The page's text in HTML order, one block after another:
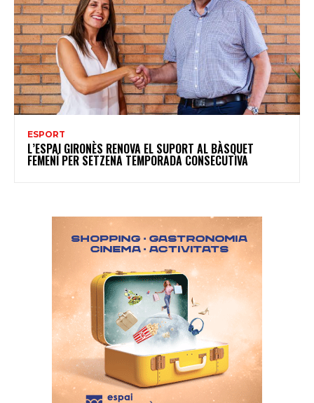
ESPORT
L’ESPAI GIRONÈS RENOVA EL SUPORT AL BÀSQUET
FEMENÍ PER SETZENA TEMPORADA CONSECUTIVA